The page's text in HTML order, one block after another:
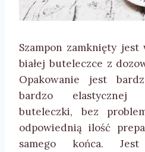
Szampon zamknięty
białej buteleczce z
Opakowanie jest
bardzo elastycznej
buteleczki, bez
odpowiednią ilość
samego końca.